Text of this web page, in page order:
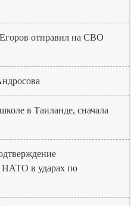
отправил на СВО
в Таиланде, сначала
НАТО в ударах по